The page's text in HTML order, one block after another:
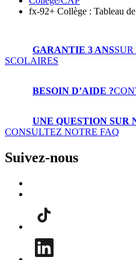
fx-92+ Collège : Tableau
GARANTIE 3 ANS
SCOLAIRES
BESOIN D’AIDE ?
UNE QUESTION SUR
CONSULTEZ NOTRE FAQ
Suivez-nous